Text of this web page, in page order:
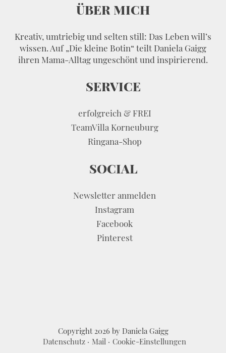
ÜBER MICH
Kreativ, umtriebig und selten still: Das Leben will’s
wissen. Auf „Die kleine Botin“ teilt Daniela Gaigg
ihren Mama-Alltag ungeschönt und inspirierend.
SERVICE
erfolgreich & FREI
TeamVilla Korneuburg
Ringana-Shop
SOCIAL
Newsletter anmelden
Instagram
Facebook
Pinterest
Copyright 2026 by Daniela Gaigg
Datenschutz
Mail Cookie-Einstellungen